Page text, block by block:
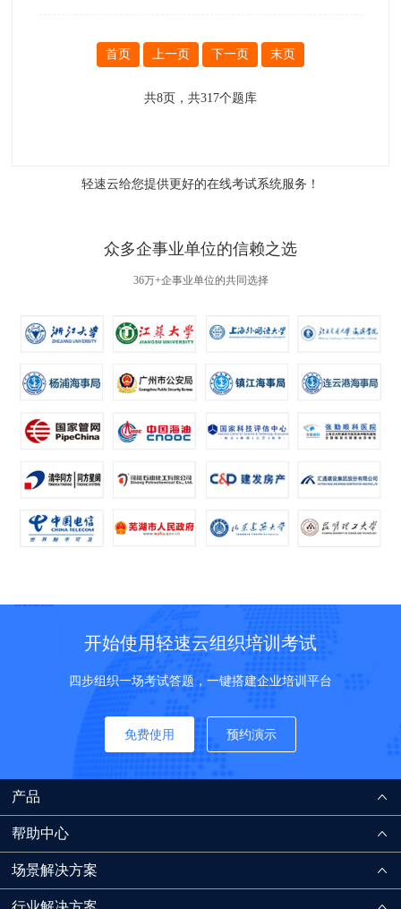
首页 上一页 下一页 末页
共8页，共317个题库
轻速云给您提供更好的在线考试系统服务！
众多企事业单位的信赖之选
36万+企事业单位的共同选择
开始使用轻速云组织培训考试
四步组织一场考试答题，一键搭建企业培训平台
免费使用 预约演示
产品
帮助中心
场景解决方案